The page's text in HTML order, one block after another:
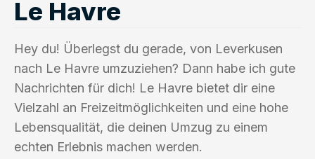
Le Havre
Hey du! Überlegst du gerade, von Leverkusen
nach Le Havre umzuziehen? Dann habe ich gute
Nachrichten für dich! Le Havre bietet dir eine
Vielzahl an Freizeitmöglichkeiten und eine hohe
Lebensqualität, die deinen Umzug zu einem
echten Erlebnis machen werden.